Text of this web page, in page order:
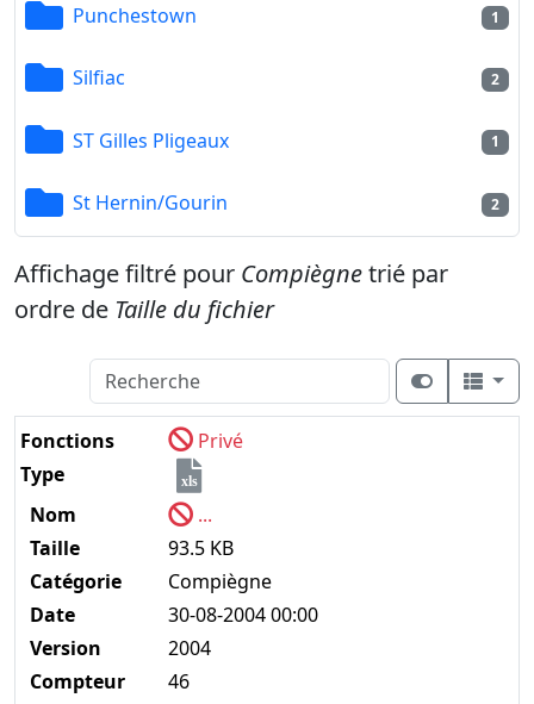
Punchestown 1
Silfiac 2
ST Gilles Pligeaux 1
St Hernin/Gourin 2
Affichage filtré pour Compiègnetrié par
ordre de Taille du fichier
Fonctions
Privé
Type
xls
Nom
...
Taille
93.5 KB
Catégorie
Compiègne
Date
30-08-2004 00:00
Version
2004
Compteur
46